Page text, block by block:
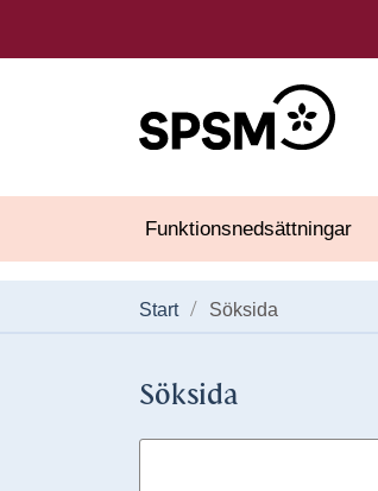
Funktionsnedsättningar
Start Söksida
Söksida